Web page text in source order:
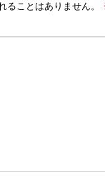
ることはありません。